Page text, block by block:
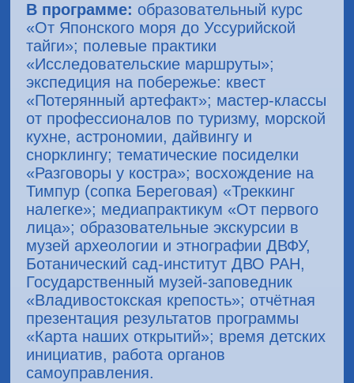
В программе: образовательный курс
«От Японского моря до Уссурийской
тайги»; полевые практики
«Исследовательские маршруты»;
экспедиция на побережье: квест
«Потерянный артефакт»; мастер-классы
от профессионалов по туризму, морской
кухне, астрономии, дайвингу и
снорклингу; тематические посиделки
«Разговоры у костра»; восхождение на
Тимпур (сопка Береговая) «Треккинг
налегке»; медиапрактикум «От первого
лица»; образовательные экскурсии в
музей археологии и этнографии ДВФУ,
Ботанический сад-институт ДВО РАН,
Государственный музей-заповедник
«Владивостокская крепость»; отчётная
презентация результатов программы
«Карта наших открытий»; время детских
инициатив, работа органов
самоуправления.